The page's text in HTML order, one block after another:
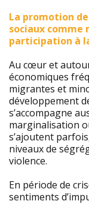
La promotion
sociaux comme
participation à
Au cœur et
économiques
migrantes et
développement
s’accompagne
marginalisation
s’ajoutent
niveaux de
violence.
En période de
sentiments